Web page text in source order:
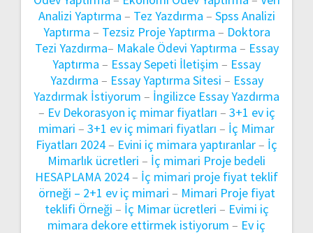
Analizi Yaptırma – Tez Yazdırma – Spss Analizi
Yaptırma – Tezsiz Proje Yaptırma – Doktora
Tezi Yazdırma– Makale Ödevi Yaptırma – Essay
Yaptırma – Essay Sepeti İletişim – Essay
Yazdırma – Essay Yaptırma Sitesi – Essay
Yazdırmak İstiyorum – İngilizce Essay Yazdırma
– Ev Dekorasyon iç mimar fiyatları – 3+1 ev iç
mimari – 3+1 ev iç mimari fiyatları – İç Mimar
Fiyatları 2024– Evini iç mimara yaptıranlar– İç
Mimarlık ücretleri – İç mimari Proje bedeli
HESAPLAMA 2024– İç mimari proje fiyat teklif
örneği – 2+1 ev iç mimari – Mimari Proje fiyat
teklifi Örneği – İç Mimar ücretleri – Evimi iç
mimara dekore ettirmek istiyorum – Ev iç